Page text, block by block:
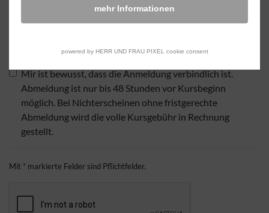
akzeptiere diese.
Mir ist bewusst, dass die Anmeldung verbindlich ist.
Abmeldung ist nur bis 48 Stunden vor Kursbeginn
möglich. Bei Nichterscheinen ohne fristgerechte
Abmeldung wird die volle Kursgebühr in Rechnung
gestellt.
Mit * markierte Felder sind Pflichtfelder.
mehr Informationen
powered by HERR UND FRAU PIXEL cookie consent